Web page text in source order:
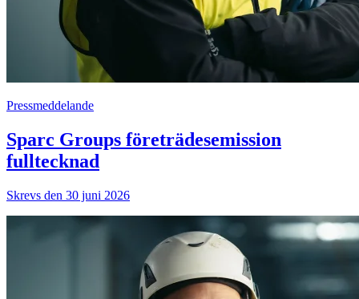
Pressmeddelande
Sparc Groups företrädesemission
fulltecknad
Skrevs den 30 juni 2026